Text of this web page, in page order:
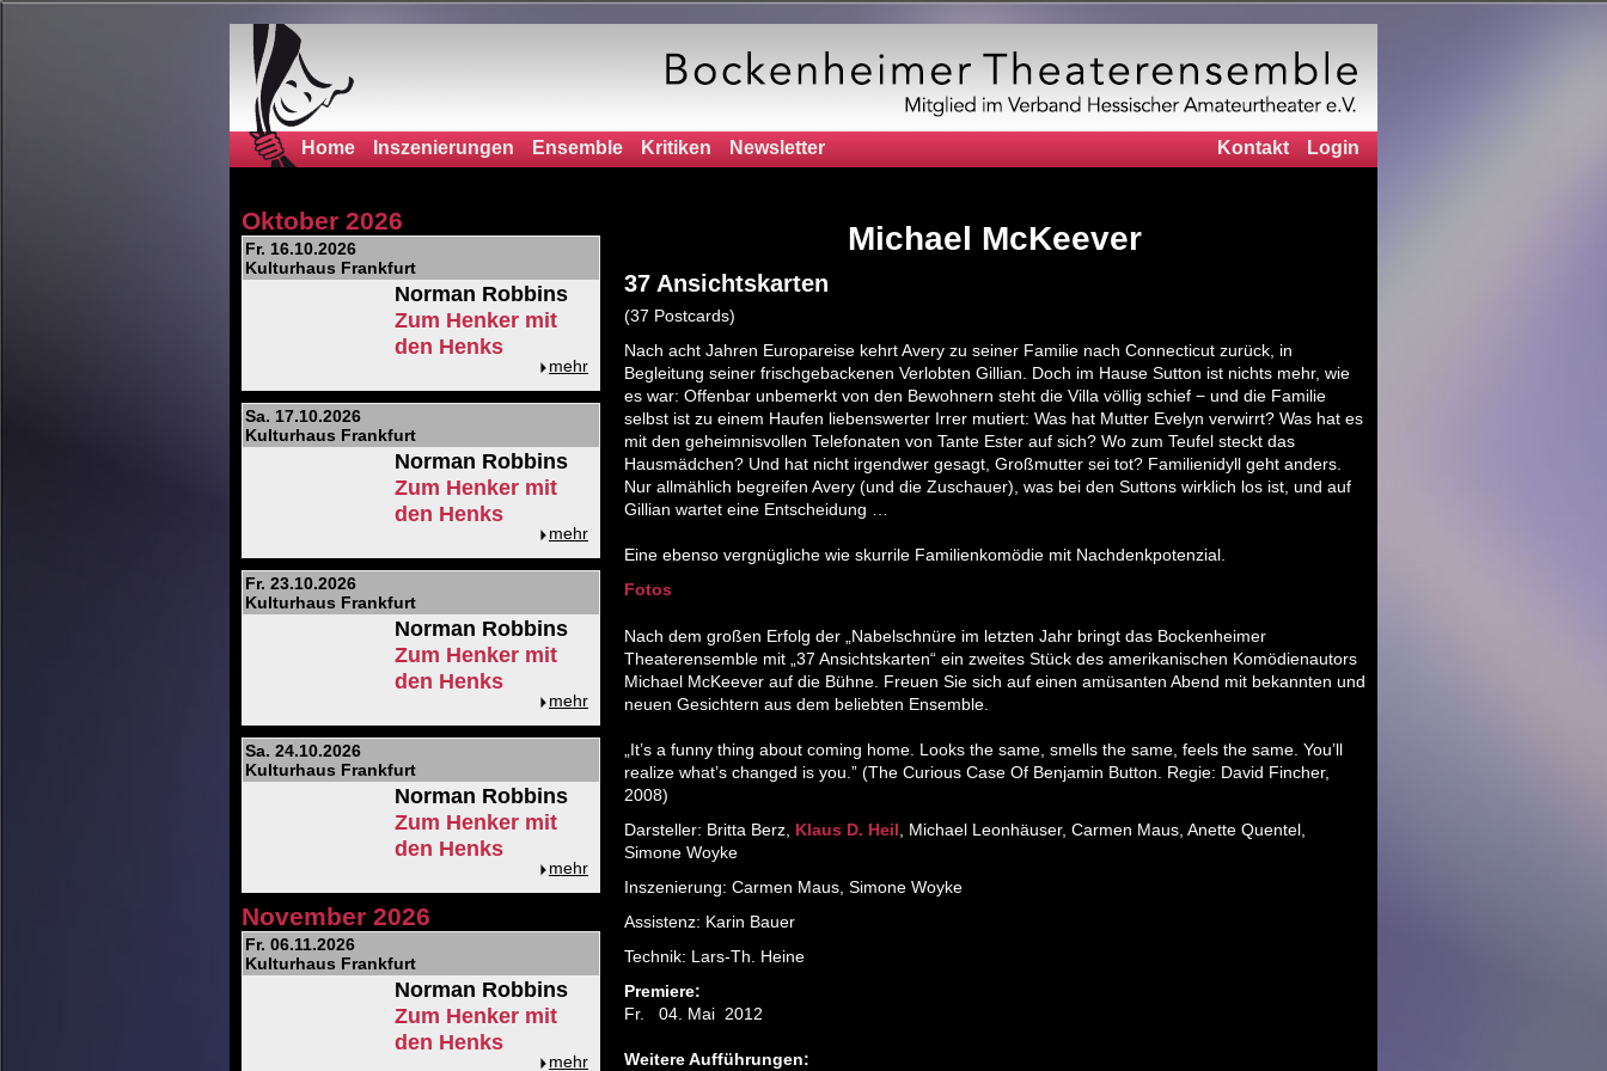
Home Inszenierungen Ensemble Kritiken Newsletter Kontakt Login
Oktober 2026
Fr. 16.10.2026
Kulturhaus Frankfurt
Norman Robbins
Zum Henker mit
den Henks
mehr
Sa. 17.10.2026
Kulturhaus Frankfurt
Norman Robbins
Zum Henker mit
den Henks
mehr
Fr. 23.10.2026
Kulturhaus Frankfurt
Norman Robbins
Zum Henker mit
den Henks
mehr
Sa. 24.10.2026
Kulturhaus Frankfurt
Norman Robbins
Zum Henker mit
den Henks
mehr
November 2026
Fr. 06.11.2026
Kulturhaus Frankfurt
Norman Robbins
Zum Henker mit
den Henks
mehr
Michael McKeever
37 Ansichtskarten
(37 Postcards)
Nach acht Jahren Europareise kehrt Avery zu seiner Familie nach Connecticut zurück, in
Begleitung seiner frischgebackenen Verlobten Gillian. Doch im Hause Sutton ist nichts mehr, wie
es war: Offenbar unbemerkt von den Bewohnern steht die Villa völlig schief − und die Familie
selbst ist zu einem Haufen liebenswerter Irrer mutiert: Was hat Mutter Evelyn verwirrt? Was hat es
mit den geheimnisvollen Telefonaten von Tante Ester auf sich? Wo zum Teufel steckt das
Hausmädchen? Und hat nicht irgendwer gesagt, Großmutter sei tot? Familienidyll geht anders.
Nur allmählich begreifen Avery (und die Zuschauer), was bei den Suttons wirklich los ist, und auf
Gillian wartet eine Entscheidung …
Eine ebenso vergnügliche wie skurrile Familienkomödie mit Nachdenkpotenzial.
Fotos
Nach dem großen Erfolg der „Nabelschnüre im letzten Jahr bringt das Bockenheimer
Theaterensemble mit „37 Ansichtskarten“ ein zweites Stück des amerikanischen Komödienautors
Michael McKeever auf die Bühne. Freuen Sie sich auf einen amüsanten Abend mit bekannten und
neuen Gesichtern aus dem beliebten Ensemble.
„It’s a funny thing about coming home. Looks the same, smells the same, feels the same. You’ll
realize what’s changed is you.” (The Curious Case Of Benjamin Button. Regie: David Fincher,
2008)
Darsteller: Britta Berz, Klaus D. Heil , Michael Leonhäuser, Carmen Maus, Anette Quentel,
Simone Woyke
Inszenierung: Carmen Maus, Simone Woyke
Assistenz: Karin Bauer
Technik: Lars-Th. Heine
Premiere:
Fr. 04. Mai 2012
Weitere Aufführungen: